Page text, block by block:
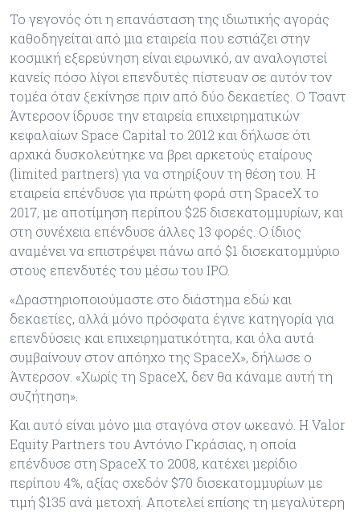
Το γεγονός ότι η επανάσταση της ιδιωτικής αγοράς
καθοδηγείται από μια εταιρεία που εστιάζει στην
κοσμική εξερεύνηση είναι ειρωνικό, αν αναλογιστεί
κανείς πόσο λίγοι επενδυτές πίστευαν σε αυτόν τον
τομέα όταν ξεκίνησε πριν από δύο δεκαετίες. Ο Τσαντ
Άντερσον ίδρυσε την εταιρεία επιχειρηματικών
κεφαλαίων Space Capital το 2012 και δήλωσε ότι
αρχικά δυσκολεύτηκε να βρει αρκετούς εταίρους
(limited partners) για να στηρίξουν τη θέση του. Η
εταιρεία επένδυσε για πρώτη φορά στη SpaceX το
2017, με αποτίμηση περίπου $25 δισεκατομμυρίων, και
στη συνέχεια επένδυσε άλλες 13 φορές. Ο ίδιος
αναμένει να επιστρέψει πάνω από $1 δισεκατομμύριο
στους επενδυτές του μέσω του IPO.
«Δραστηριοποιούμαστε στο διάστημα εδώ και
δεκαετίες, αλλά μόνο πρόσφατα έγινε κατηγορία για
επενδύσεις και επιχειρηματικότητα, και όλα αυτά
συμβαίνουν στον απόηχο της SpaceX», δήλωσε ο
Άντερσον. «Χωρίς τη SpaceX, δεν θα κάναμε αυτή τη
συζήτηση».
Και αυτό είναι μόνο μια σταγόνα στον ωκεανό. Η Valor
Equity Partners του Αντόνιο Γκράσιας, η οποία
επένδυσε στη SpaceX το 2008, κατέχει μερίδιο
περίπου 4%, αξίας σχεδόν $70 δισεκατομμυρίων με
τιμή $135 ανά μετοχή. Αποτελεί επίσης τη μεγαλύτερη